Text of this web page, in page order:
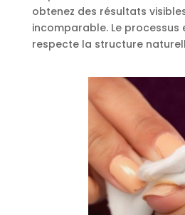
obtenez des résultats
incomparable. Le processus
respecte la structure